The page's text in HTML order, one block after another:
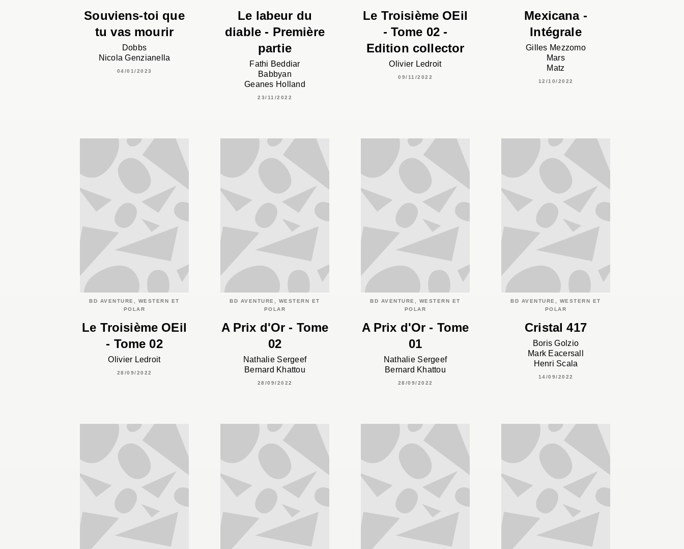
Souviens-toi que
tu vas mourir
Dobbs
Nicola Genzianella
04/01/2023
Le labeur du
diable - Première
partie
Fathi Beddiar
Babbyan
Geanes Holland
23/11/2022
Le Troisième OEil
- Tome 02 -
Edition collector
Olivier Ledroit
09/11/2022
Mexicana -
Intégrale
Gilles Mezzomo
Mars
Matz
12/10/2022
BD AVENTURE, WESTERN ET
POLAR
Le Troisième OEil
- Tome 02
Olivier Ledroit
28/09/2022
BD AVENTURE, WESTERN ET
POLAR
A Prix d'Or - Tome
02
Nathalie Sergeef
Bernard Khattou
28/09/2022
BD AVENTURE, WESTERN ET
POLAR
A Prix d'Or - Tome
01
Nathalie Sergeef
Bernard Khattou
28/09/2022
BD AVENTURE, WESTERN ET
POLAR
Cristal 417
Boris Golzio
Mark Eacersall
Henri Scala
14/09/2022